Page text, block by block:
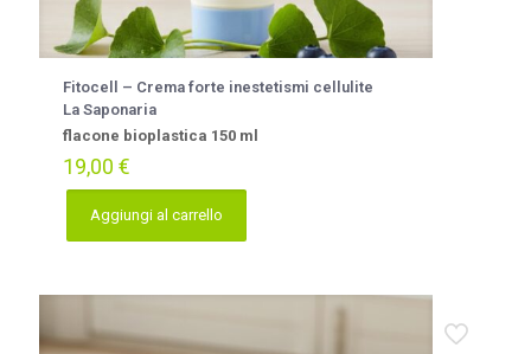
Fitocell – Crema forte inestetismi cellulite
La Saponaria
flacone bioplastica 150 ml
19,00 €
Aggiungi al carrello